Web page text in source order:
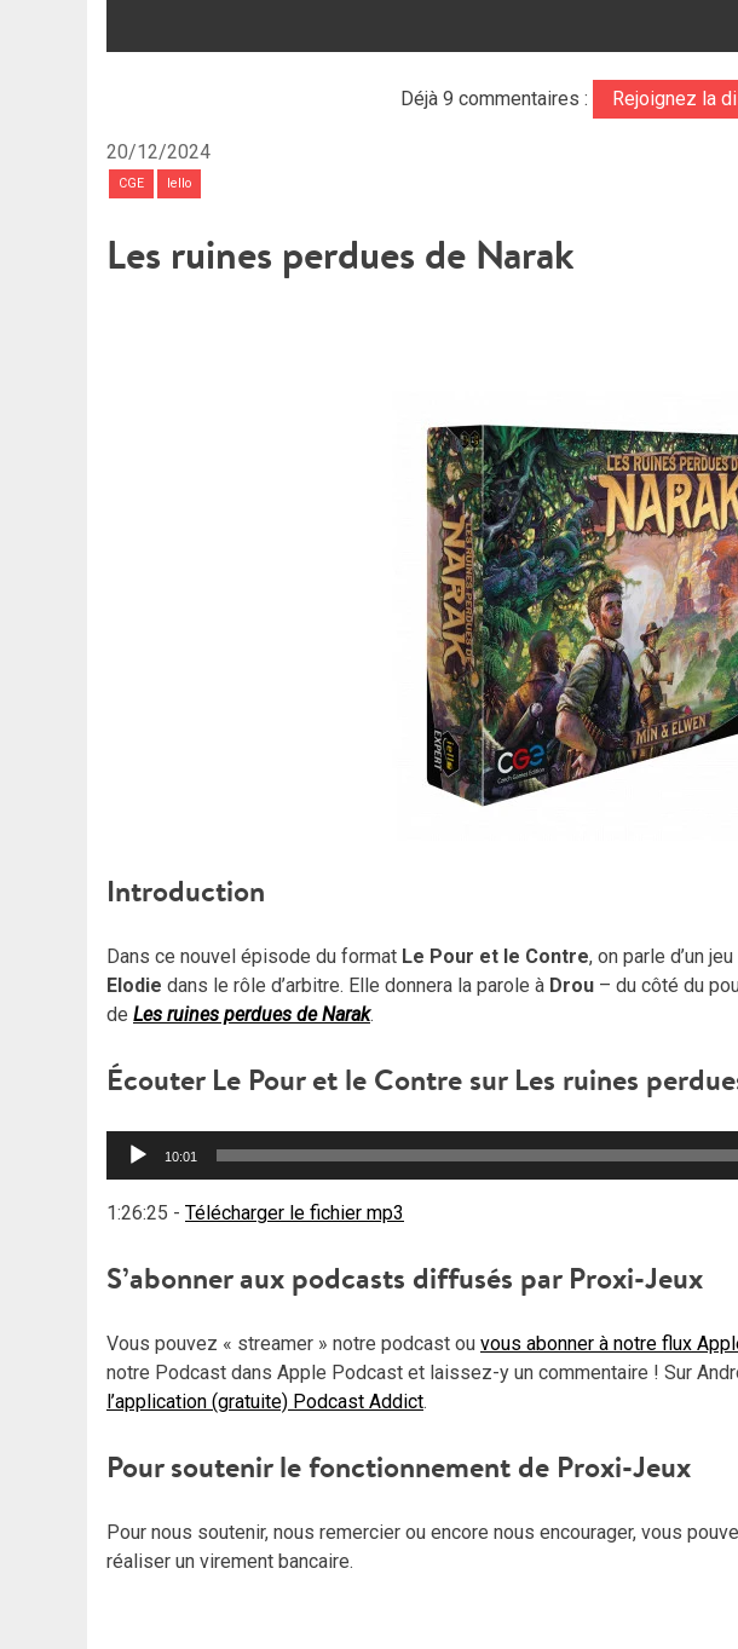
Déjà 9 commentaires : Rejoignez la
20/12/2024
CGE Iello
Les ruines perdues de Narak
Introduction
Dans ce nouvel épisode du format Le Pour et le Contre, on parle d’un
Elodie dans le rôle d’arbitre. Elle donnera la parole à Drou – du côté du
de Les ruines perdues de Narak.
Écouter Le Pour et le Contre sur Les ruines
Lecteur
10:01
1:26:25 - Télécharger le fichier mp3
S’abonner aux podcasts diffusés par Proxi-Jeux
Vous pouvez « streamer » notre podcast ou vous abonner à notre flux
notre Podcast dans Apple Podcast et laissez-y un commentaire ! Sur
l’application (gratuite) Podcast Addict.
Pour soutenir le fonctionnement de Proxi-Jeux
Pour nous soutenir, nous remercier ou encore nous encourager, vous
réaliser un virement bancaire.